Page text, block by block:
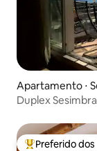
Apartamento ⋅
Duplex
Preferido